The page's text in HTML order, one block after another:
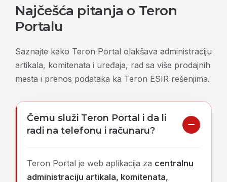
Najčešća pitanja o Teron
Portalu
Saznajte kako Teron Portal olakšava administraciju
artikala, komitenata i uređaja, rad sa više prodajnih
mesta i prenos podataka ka Teron ESIR rešenjima.
Čemu služi Teron Portal i da li
radi na telefonu i računaru?
Teron Portal je web aplikacija za centralnu
administraciju artikala, komitenata,